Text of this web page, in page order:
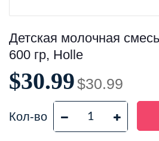
Детская молочная
600 гр, Holle
$30.99$30.99
Кол-во